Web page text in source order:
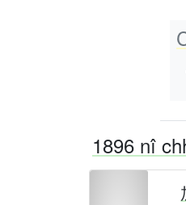
1896 nî